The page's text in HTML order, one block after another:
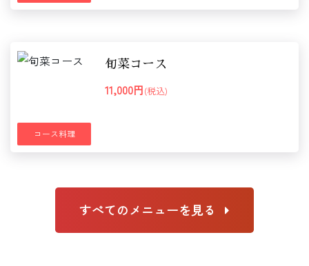
コース料理
旬菜コース
11,000円(税込)
すべてのメニューを見る